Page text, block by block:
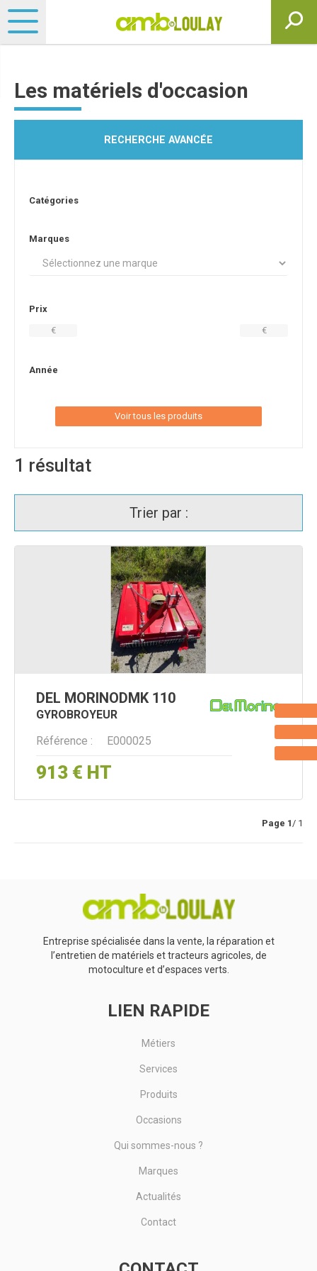
Les matériels d'occasion
RECHERCHE AVANCÉE
Catégories
Marques
Prix
€
€
Année
Voir tous les produits
1 résultat
Trier par :
GYROBROYEUR
DEL MORINODMK 110
Référence E000025
913 € HT
Page 1/ 1
Entreprise spécialisée dans la vente, la réparation et
l’entretien de matériels et tracteurs agricoles, de
motoculture et d’espaces verts.
LIEN RAPIDE
Métiers
Services
Produits
Occasions
Qui sommes-nous ?
Marques
Actualités
Contact